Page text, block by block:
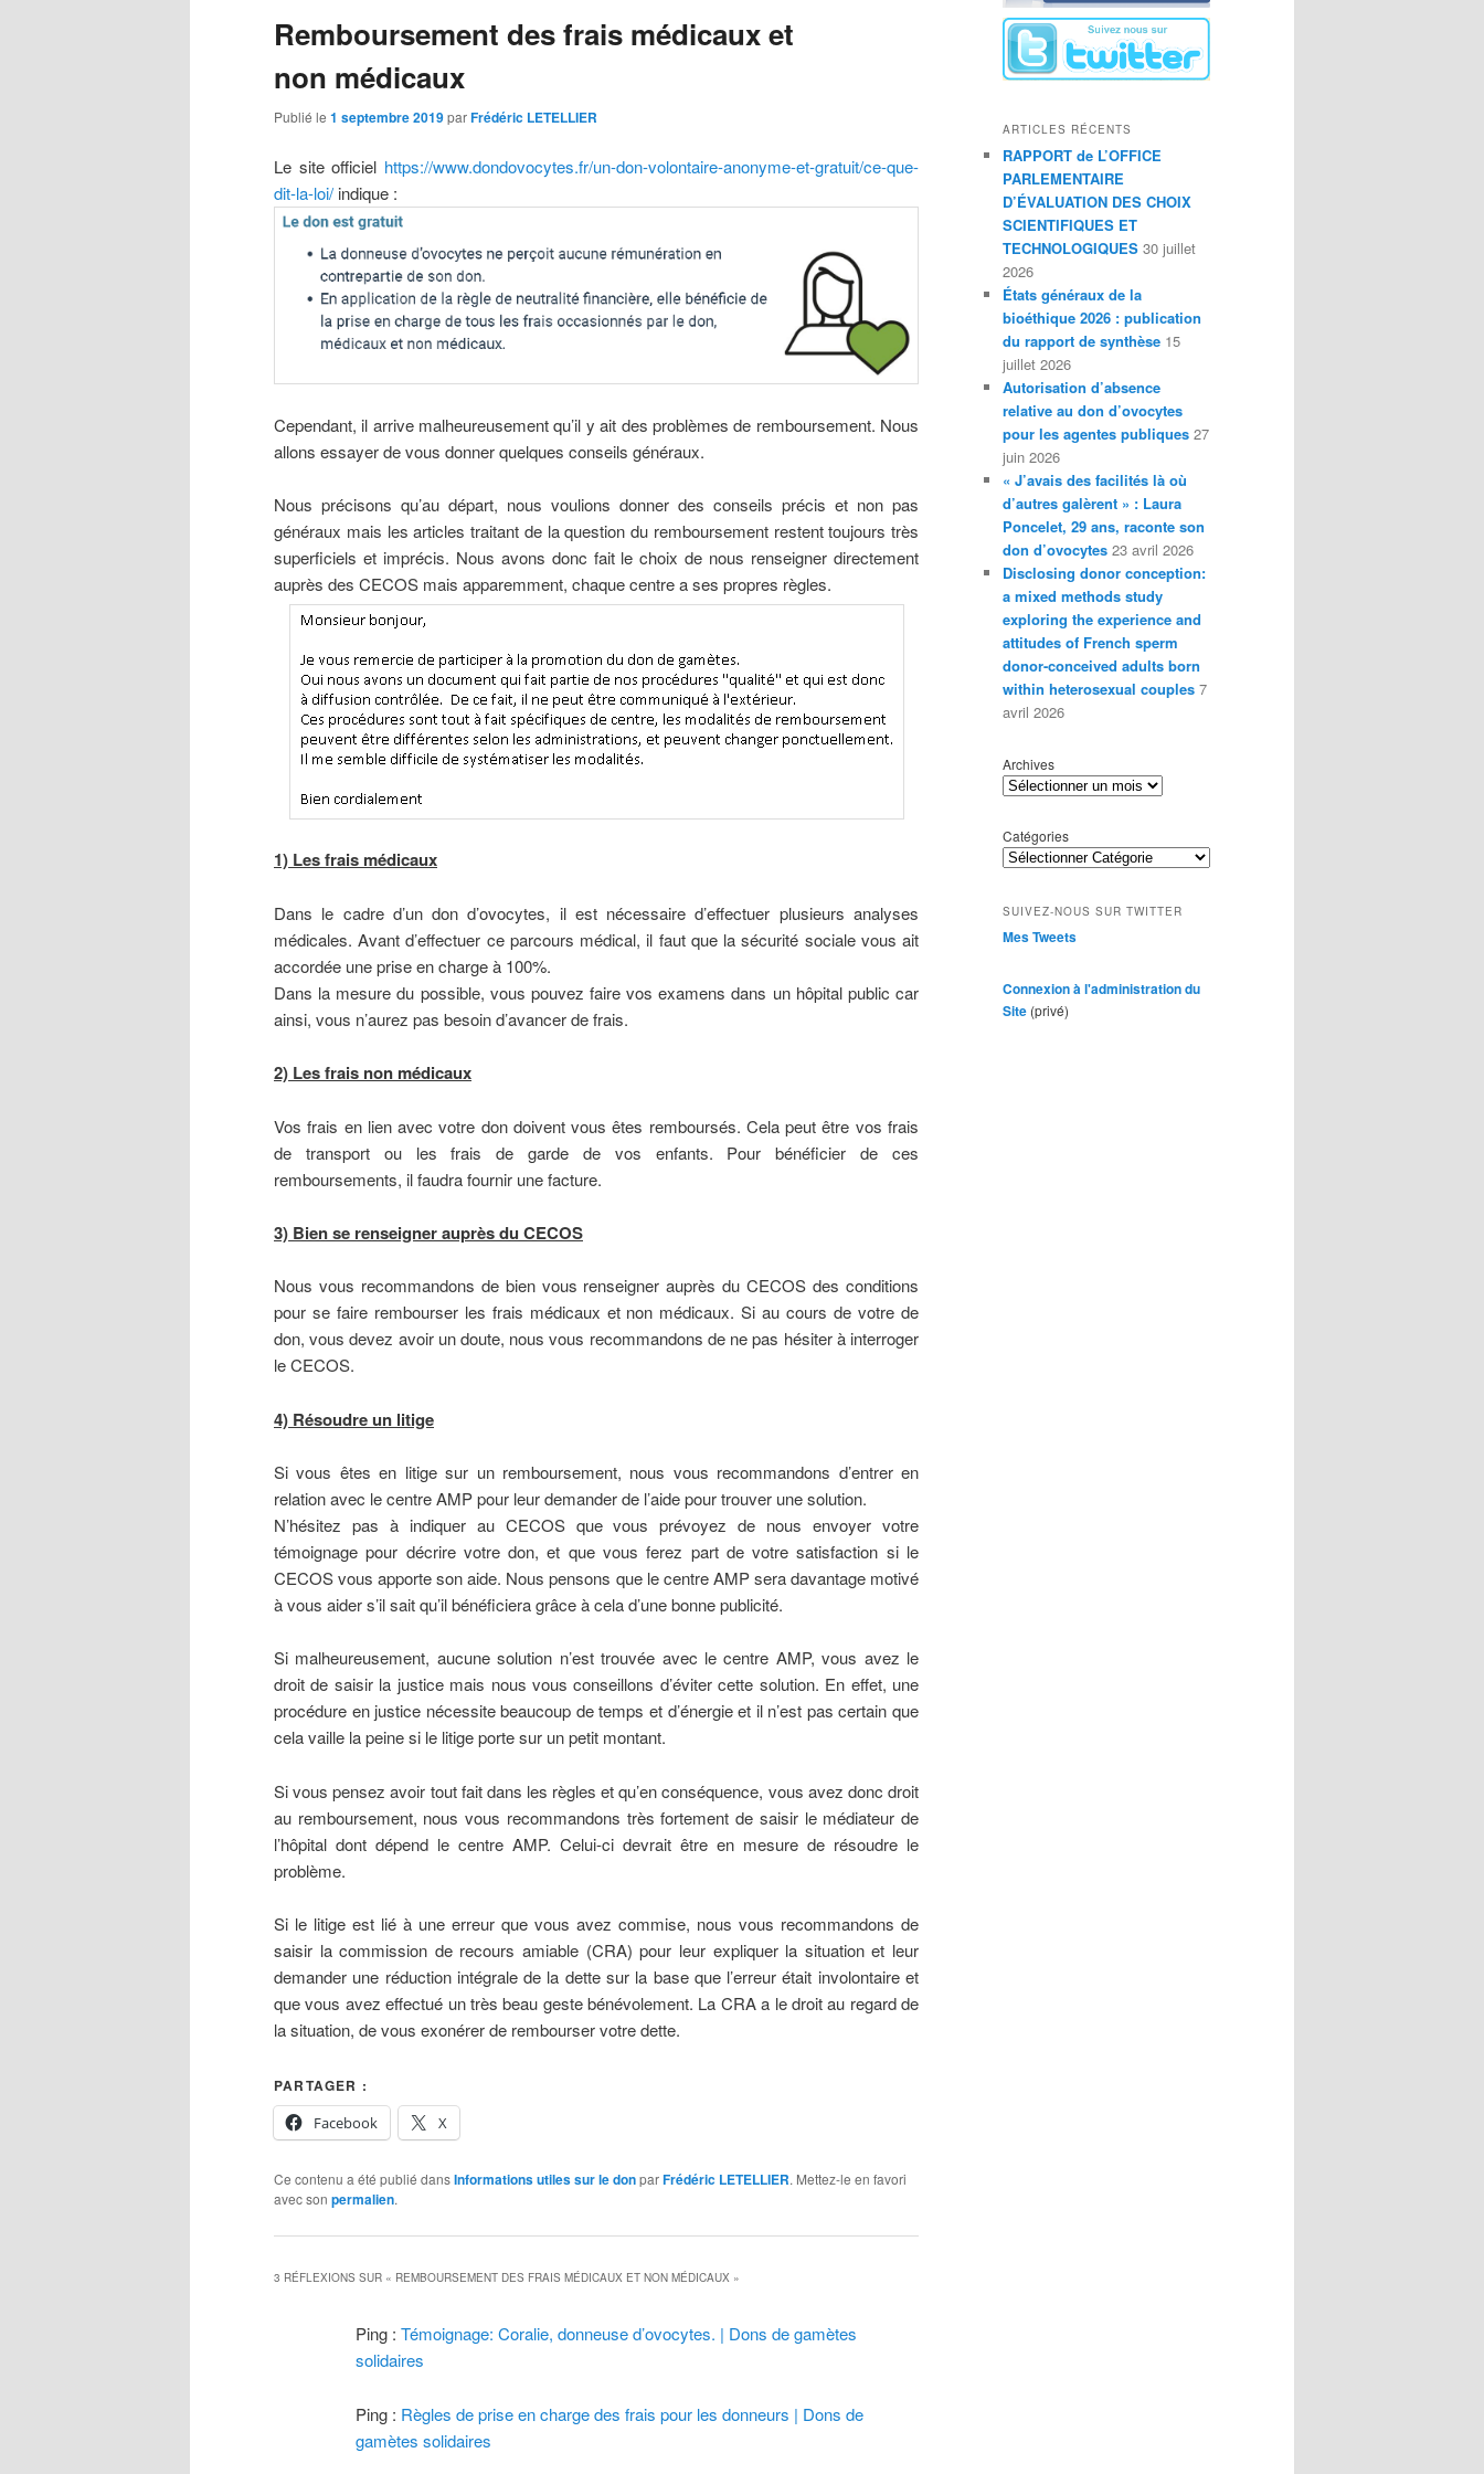
Remboursement des frais médicaux et
non médicaux
Publié le 1 septembre 2019parFrédéric LETELLIER
Le site officiel https://www.dondovocytes.fr/un-don-volontaire-anonyme-et-gratuit/ce-que-
dit-la-loi/ indique :
Cependant, il arrive malheureusement qu’il y ait des problèmes de remboursement. Nous
allons essayer de vous donner quelques conseils généraux.
Nous précisons qu’au départ, nous voulions donner des conseils précis et non pas
généraux mais les articles traitant de la question du remboursement restent toujours très
superficiels et imprécis. Nous avons donc fait le choix de nous renseigner directement
auprès des CECOS mais apparemment, chaque centre a ses propres règles.
1) Les frais médicaux
Dans le cadre d’un don d’ovocytes, il est nécessaire d’effectuer plusieurs analyses
médicales. Avant d’effectuer ce parcours médical, il faut que la sécurité sociale vous ait
accordée une prise en charge à 100%.
Dans la mesure du possible, vous pouvez faire vos examens dans un hôpital public car
ainsi, vous n’aurez pas besoin d’avancer de frais.
2) Les frais non médicaux
Vos frais en lien avec votre don doivent vous êtes remboursés. Cela peut être vos frais
de transport ou les frais de garde de vos enfants. Pour bénéficier de ces
remboursements, il faudra fournir une facture.
3) Bien se renseigner auprès du CECOS
Nous vous recommandons de bien vous renseigner auprès du CECOS des conditions
pour se faire rembourser les frais médicaux et non médicaux. Si au cours de votre de
don, vous devez avoir un doute, nous vous recommandons de ne pas hésiter à interroger
le CECOS.
4) Résoudre un litige
Si vous êtes en litige sur un remboursement, nous vous recommandons d’entrer en
relation avec le centre AMP pour leur demander de l’aide pour trouver une solution.
N’hésitez pas à indiquer au CECOS que vous prévoyez de nous envoyer votre
témoignage pour décrire votre don, et que vous ferez part de votre satisfaction si le
CECOS vous apporte son aide. Nous pensons que le centre AMP sera davantage motivé
à vous aider s’il sait qu’il bénéficiera grâce à cela d’une bonne publicité.
Si malheureusement, aucune solution n’est trouvée avec le centre AMP, vous avez le
droit de saisir la justice mais nous vous conseillons d’éviter cette solution. En effet, une
procédure en justice nécessite beaucoup de temps et d’énergie et il n’est pas certain que
cela vaille la peine si le litige porte sur un petit montant.
Si vous pensez avoir tout fait dans les règles et qu’en conséquence, vous avez donc droit
au remboursement, nous vous recommandons très fortement de saisir le médiateur de
l’hôpital dont dépend le centre AMP. Celui-ci devrait être en mesure de résoudre le
problème.
Si le litige est lié à une erreur que vous avez commise, nous vous recommandons de
saisir la commission de recours amiable (CRA) pour leur expliquer la situation et leur
demander une réduction intégrale de la dette sur la base que l’erreur était involontaire et
que vous avez effectué un très beau geste bénévolement. La CRA a le droit au regard de
la situation, de vous exonérer de rembourser votre dette.
PARTAGER :
Facebook
X
Ce contenu a été publié dansInformations utiles sur le donparFrédéric LETELLIER. Mettez-le en favori
avec son permalien.
3 RÉFLEXIONS SUR « REMBOURSEMENT DES FRAIS MÉDICAUX ET NON MÉDICAUX »
Ping :Témoignage: Coralie, donneuse d’ovocytes. | Dons de gamètes
solidaires
Ping : Règles de prise en charge des frais pour les donneurs | Dons de
gamètes solidaires
ARTICLES RÉCENTS
RAPPORT de L’OFFICE
PARLEMENTAIRE
D’ÉVALUATION DES CHOIX
SCIENTIFIQUES ET
TECHNOLOGIQUES 30 juillet
2026
États généraux de la
bioéthique 2026 : publication
du rapport de synthèse 15
juillet 2026
Autorisation d’absence
relative au don d’ovocytes
pour les agentes publiques 27
juin 2026
« J’avais des facilités là où
d’autres galèrent » : Laura
Poncelet, 29 ans, raconte son
don d’ovocytes 23 avril 2026
Disclosing donor conception:
a mixed methods study
exploring the experience and
attitudes of French sperm
donor-conceived adults born
within heterosexual couples 7
avril 2026
Archives
Catégories
SUIVEZ-NOUS SUR TWITTER
Mes Tweets
Connexion à l'administration du
Site (privé)